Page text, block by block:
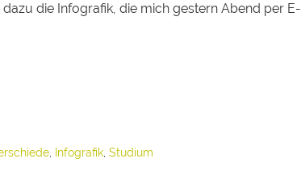
die Infografik, die mich gestern Abend per E-
Infografik Studium